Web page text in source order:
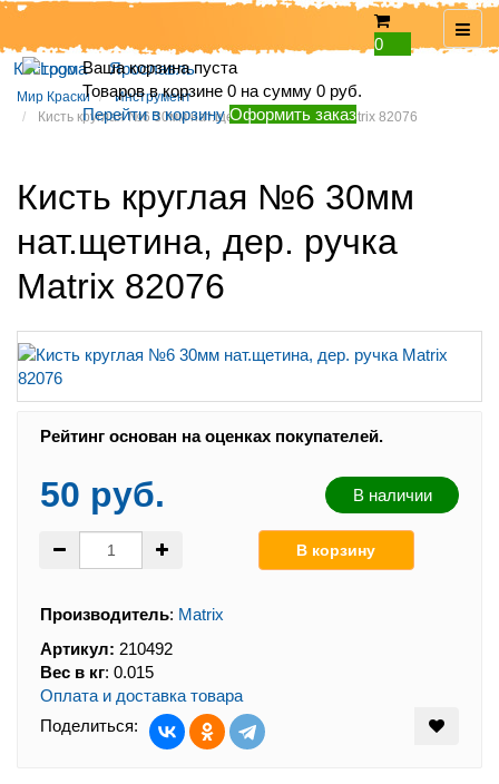
0
Ваша корзина пуста
Товаров в корзине0 на сумму0 руб.
Перейти в корзинуОформить заказ
Кострома Ярославль
Мир Краски
Инструмент
Кисть круглая №6 30мм нат.щетина, дер. ручка Matrix 82076
Кисть круглая №6 30мм
нат.щетина, дер. ручка
Matrix 82076
Рейтинг:
Рейтинг основан на оценках покупателей.
50 руб. В наличии
Производитель: Matrix
Артикул: 210492
Вес в кг: 0.015
Оплата и доставка товара
Поделиться: